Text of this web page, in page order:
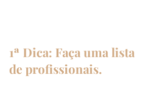
1ª Dica: Faça uma lista
de profissionais.